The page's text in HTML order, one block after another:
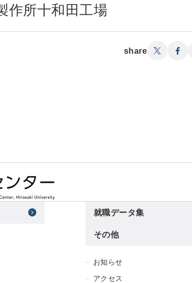
作所十和田工場
share
就職データ集
その他
お知らせ
アクセス